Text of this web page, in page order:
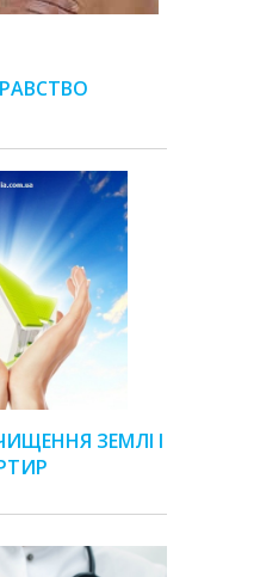
ЗЕМЛІ І